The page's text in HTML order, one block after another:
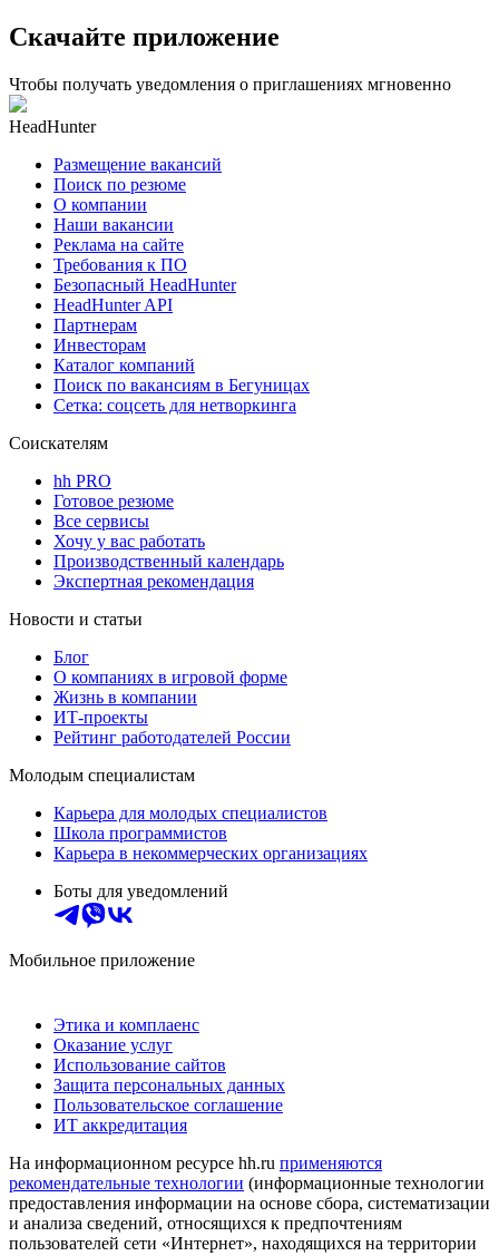
Скачайте приложение
Чтобы получать уведомления о приглашениях мгновенно
HeadHunter
Размещение вакансий
Поиск по резюме
О компании
Наши вакансии
Реклама на сайте
Требования к ПО
Безопасный HeadHunter
HeadHunter API
Партнерам
Инвесторам
Каталог компаний
Поиск по вакансиям в Бегуницах
Сетка: соцсеть для нетворкинга
Соискателям
hh PRO
Готовое резюме
Все сервисы
Хочу у вас работать
Производственный календарь
Экспертная рекомендация
Новости и статьи
Блог
О компаниях в игровой форме
Жизнь в компании
ИТ-проекты
Рейтинг работодателей России
Молодым специалистам
Карьера для молодых специалистов
Школа программистов
Карьера в некоммерческих организациях
Боты для уведомлений
Мобильное приложение
Этика и комплаенс
Оказание услуг
Использование сайтов
Защита персональных данных
Пользовательское соглашение
ИТ аккредитация
На информационном ресурсе hh.ru применяются
рекомендательные технологии (информационные технологии
предоставления информации на основе сбора, систематизации
и анализа сведений, относящихся к предпочтениям
пользователей сети «Интернет», находящихся на территории